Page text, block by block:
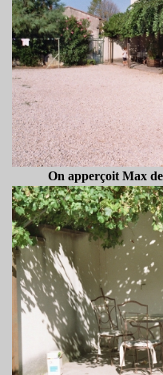
On apperçoit Max